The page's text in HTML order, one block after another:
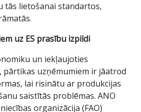
tās lietošanai standartos,
uz ES prasību izpildi
un iekļaujoties
uzņēmumiem ir jāatrod
lai risinātu ar produkcijas
saistītās problēmas. ANO
organizācija (FAO)